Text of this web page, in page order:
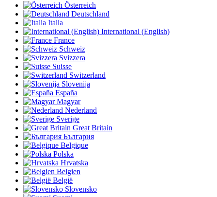
Österreich
Deutschland
Italia
International (English)
France
Schweiz
Svizzera
Suisse
Switzerland
Slovenija
España
Magyar
Nederland
Sverige
Great Britain
България
Belgique
Polska
Hrvatska
Belgien
België
Slovensko